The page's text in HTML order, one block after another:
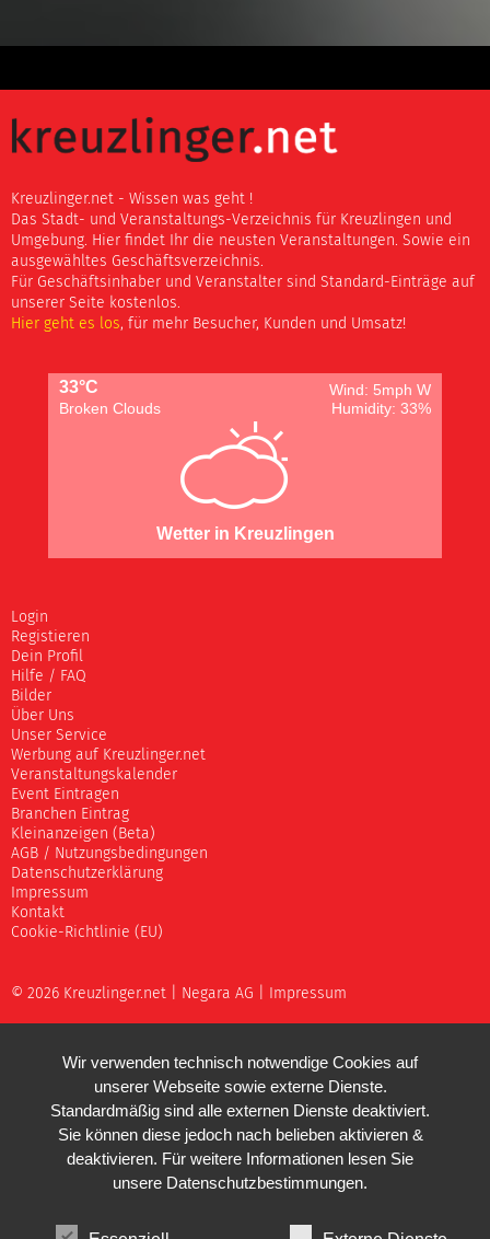
Kreuzlinger.net - Wissen was geht !
Das Stadt- und Veranstaltungs-Verzeichnis für Kreuzlingen und
Umgebung. Hier findet Ihr die neusten Veranstaltungen. Sowie ein
ausgewähltes Geschäftsverzeichnis.
Für Geschäftsinhaber und Veranstalter sind Standard-Einträge auf
unserer Seite kostenlos.
Hier geht es los, für mehr Besucher, Kunden und Umsatz!
33°C
Wind: 5mph W
Broken Clouds
Humidity: 33%
Wetter in Kreuzlingen
Login
Registieren
Dein Profil
Hilfe / FAQ
Bilder
Über Uns
Unser Service
Werbung auf Kreuzlinger.net
Veranstaltungskalender
Event Eintragen
Branchen Eintrag
Kleinanzeigen (Beta)
AGB / Nutzungsbedingungen
Datenschutzerklärung
Impressum
Kontakt
Cookie-Richtlinie (EU)
© 2026 Kreuzlinger.net | Negara AG Impressum
Wir verwenden technisch notwendige Cookies auf
unserer Webseite sowie externe Dienste.
Standardmäßig sind alle externen Dienste deaktiviert.
Sie können diese jedoch nach belieben aktivieren &
deaktivieren. Für weitere Informationen lesen Sie
unsere Datenschutzbestimmungen.